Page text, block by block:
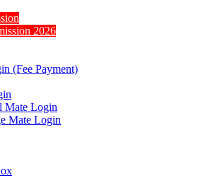
2026
(Fee Payment)
Mate Login
Mate Login